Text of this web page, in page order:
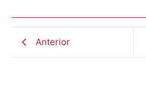
Anterior